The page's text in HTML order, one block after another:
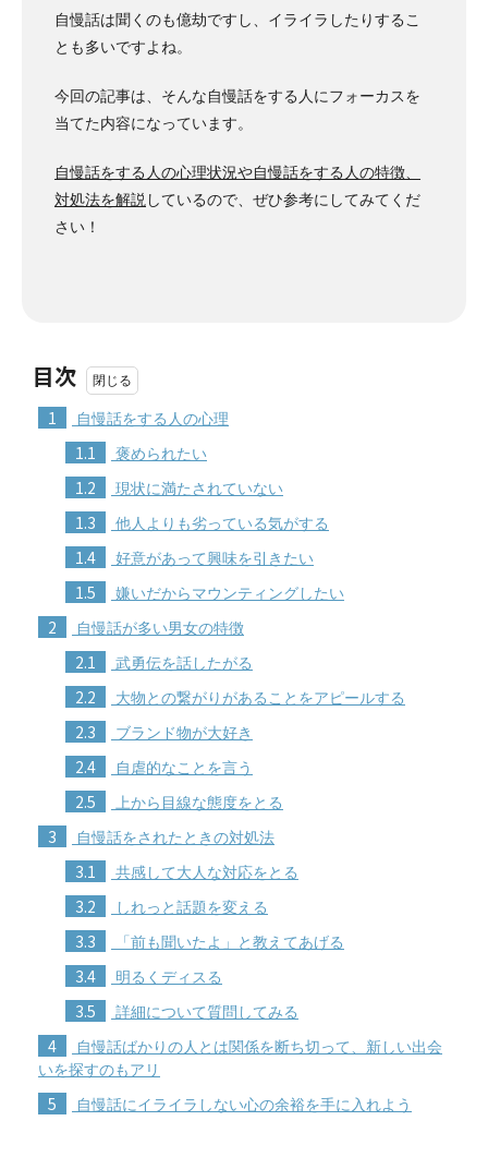
自慢話は聞くのも億劫ですし、イライラしたりするこ
とも多いですよね。
今回の記事は、そんな自慢話をする人にフォーカスを
当てた内容になっています。
自慢話をする人の心理状況や自慢話をする人の特徴、
対処法を解説 しているので、ぜひ参考にしてみてくだ
さい！
目次
1 自慢話をする人の心理
1.1 褒められたい
1.2 現状に満たされていない
1.3 他人よりも劣っている気がする
1.4 好意があって興味を引きたい
1.5 嫌いだからマウンティングしたい
2 自慢話が多い男女の特徴
2.1 武勇伝を話したがる
2.2 大物との繋がりがあることをアピールする
2.3 ブランド物が大好き
2.4 自虐的なことを言う
2.5 上から目線な態度をとる
3 自慢話をされたときの対処法
3.1 共感して大人な対応をとる
3.2 しれっと話題を変える
3.3 「前も聞いたよ」と教えてあげる
3.4 明るくディスる
3.5 詳細について質問してみる
4
自慢話ばかりの人とは関係を断ち切って、新しい出会
いを探すのもアリ
5 自慢話にイライラしない心の余裕を手に入れよう